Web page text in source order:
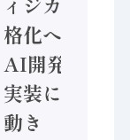
格化へ 国産
AI開発や社会
実装に活発な
動き